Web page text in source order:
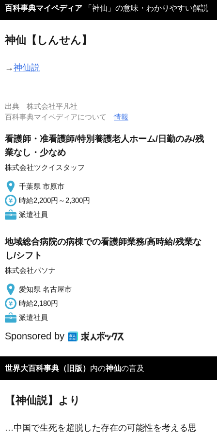
百科事典マイペディア 「神仙」の意味・わかりやすい解説
神仙【しんせん】
→神仙説
出典 株式会社平凡社
百科事典マイペディアについて情報
看護師・准看護師/特別養護老人ホーム/日勤のみ/残
業なし・少なめ
株式会社ツクイスタッフ
千葉県 市原市
時給2,200円～2,300円
派遣社員
地域総合病院の病棟での看護師業務/高時給/残業な
し/シフト
株式会社パソナ
愛知県 名古屋市
時給2,180円
派遣社員
Sponsored by
世界大百科事典（旧版） 内の神仙の言及
【神仙説】より
…中国で生死を超脱した存在の可能性を考える思